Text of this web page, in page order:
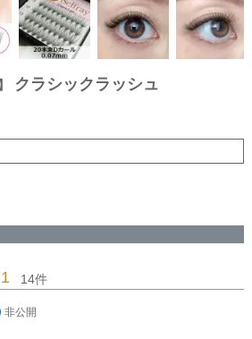
クラシックラッシュ
14
非公開